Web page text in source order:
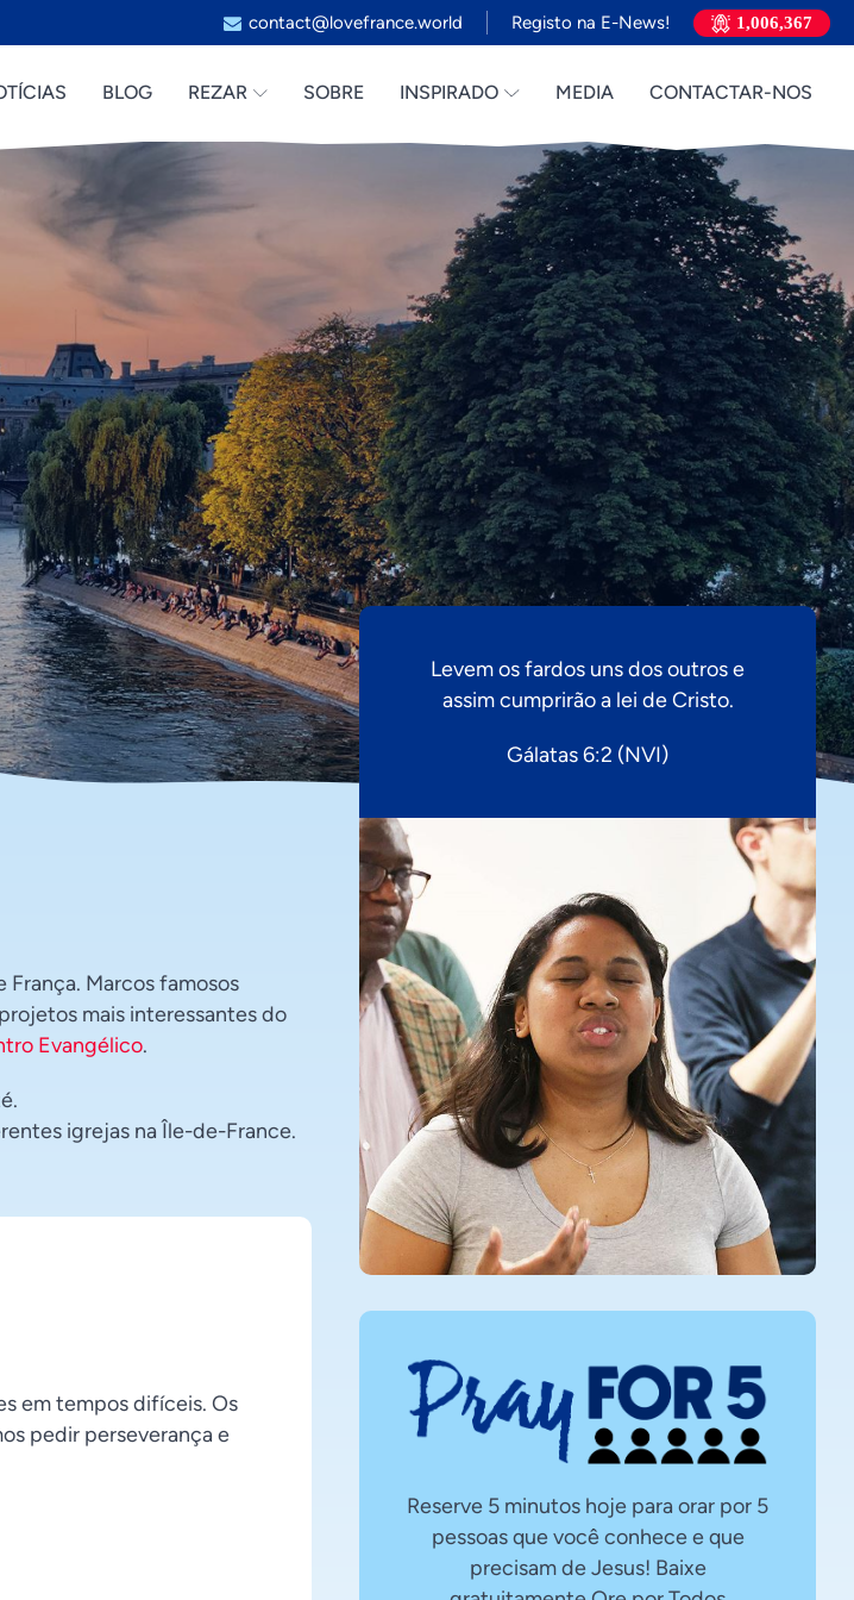
contact@lovefrance.world Registo na E-News! 1,006,367
BLOG REZAR SOBRE INSPIRADO MEDIA CONTACTAR-NOS
França. Marcos famosos
mais interessantes do
Evangélico.
igrejas na Île-de-France.
em tempos difíceis. Os
pedir perseverança e
Levem os fardos uns dos outros e
assim cumprirão a lei de Cristo.
Gálatas 6:2 (NVI)
Reserve 5 minutos hoje para orar por 5
pessoas que você conhece e que
precisam de Jesus! Baixe